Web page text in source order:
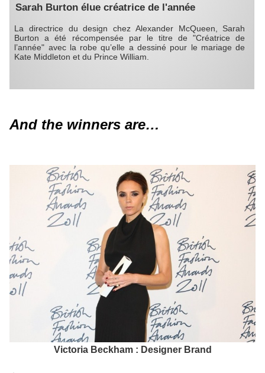
Sarah Burton élue créatrice de l'année
La directrice du design chez Alexander McQueen, Sarah
Burton a été récompensée par le titre de "Créatrice de
l’année" avec la robe qu’elle a dessiné pour le mariage de
Kate Middleton et du Prince William.
And the winners are…
Victoria Beckham : Designer Brand